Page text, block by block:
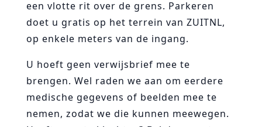
een vlotte rit over de grens. Parkeren
doet u gratis op het terrein van ZUITNL,
op enkele meters van de ingang.
U hoeft geen verwijsbrief mee te
brengen. Wel raden we aan om eerdere
medische gegevens of beelden mee te
nemen, zodat we die kunnen meewegen.